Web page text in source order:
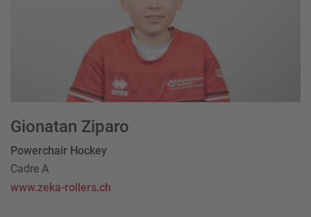
Gionatan Ziparo
Powerchair Hockey
Cadre A
www.zeka-rollers.ch